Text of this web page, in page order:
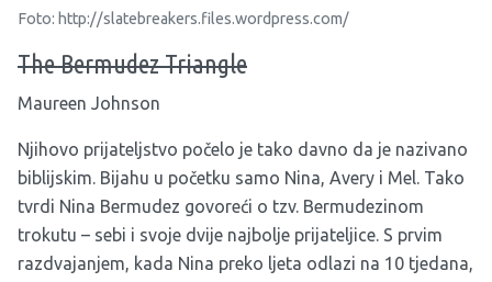
Foto: http://slatebreakers.files.wordpress.com/
The Bermudez Triangle
Maureen Johnson
Njihovo prijateljstvo počelo je tako davno da je nazivano
biblijskim. Bijahu u početku samo Nina, Avery i Mel. Tako
tvrdi Nina Bermudez govoreći o tzv. Bermudezinom
trokutu – sebi i svoje dvije najbolje prijateljice. S prvim
razdvajanjem, kada Nina preko ljeta odlazi na 10 tjedana,